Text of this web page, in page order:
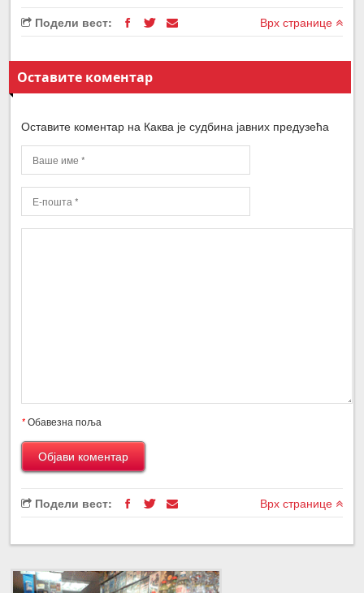
Подели вест: Врх странице
Оставите коментар
Оставите коментар на Каква је судбина јавних предузећа
*Обавезна поља
Подели вест: Врх странице